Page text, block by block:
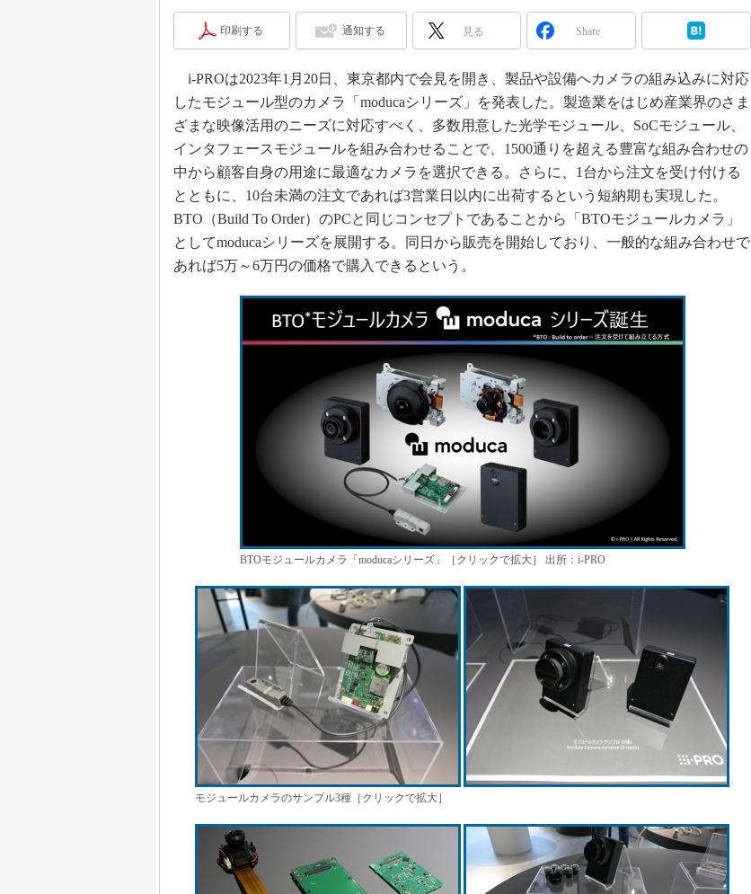
AUTOMOTIVE WORLD
産業オープンネット展
3Dプリンタ
デジタルツインとCAE
S＆OP
インダストリー4.0
イノベーション
製造業ビッグデータ
メイドインジャパン
植物工場
知財マネジメント
制御セキュリティ
新型コロナへの対応
印刷する 通知する 見る Share
i-PROは2023年1月20日、東京都内で会見を開き、製品や設備へカメラの組み込みに対応
したモジュール型のカメラ「moducaシリーズ」を発表した。製造業をはじめ産業界のさま
ざまな映像活用のニーズに対応すべく、多数用意した光学モジュール、SoCモジュール、
インタフェースモジュールを組み合わせることで、1500通りを超える豊富な組み合わせの
中から顧客自身の用途に最適なカメラを選択できる。さらに、1台から注文を受け付ける
とともに、10台未満の注文であれば3営業日以内に出荷するという短納期も実現した。
BTO（Build To Order）のPCと同じコンセプトであることから「BTOモジュールカメラ」
としてmoducaシリーズを展開する。同日から販売を開始しており、一般的な組み合わせで
あれば5万～6万円の価格で購入できるという。
BTOモジュールカメラ「moducaシリーズ」［クリックで拡大］ 出所：i-PRO
モジュールカメラのサンプル3種［クリックで拡大］